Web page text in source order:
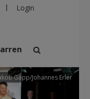
Login
suchen
Gapp/Johannes Erler